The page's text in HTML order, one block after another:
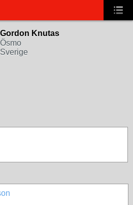
Gordon Knutas
Ösmo
Sverige